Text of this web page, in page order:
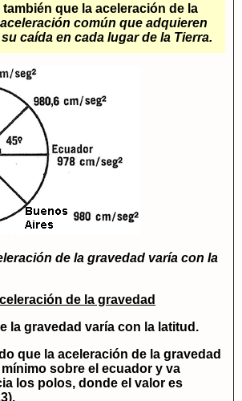
que la aceleración de la
común que adquieren
caída en cada lugar de la Tierra.
de la gravedad varía con la
de la gravedad
la gravedad varía con la latitud.
que la aceleración de la gravedad
sobre el ecuador y va
los polos, donde el valor es